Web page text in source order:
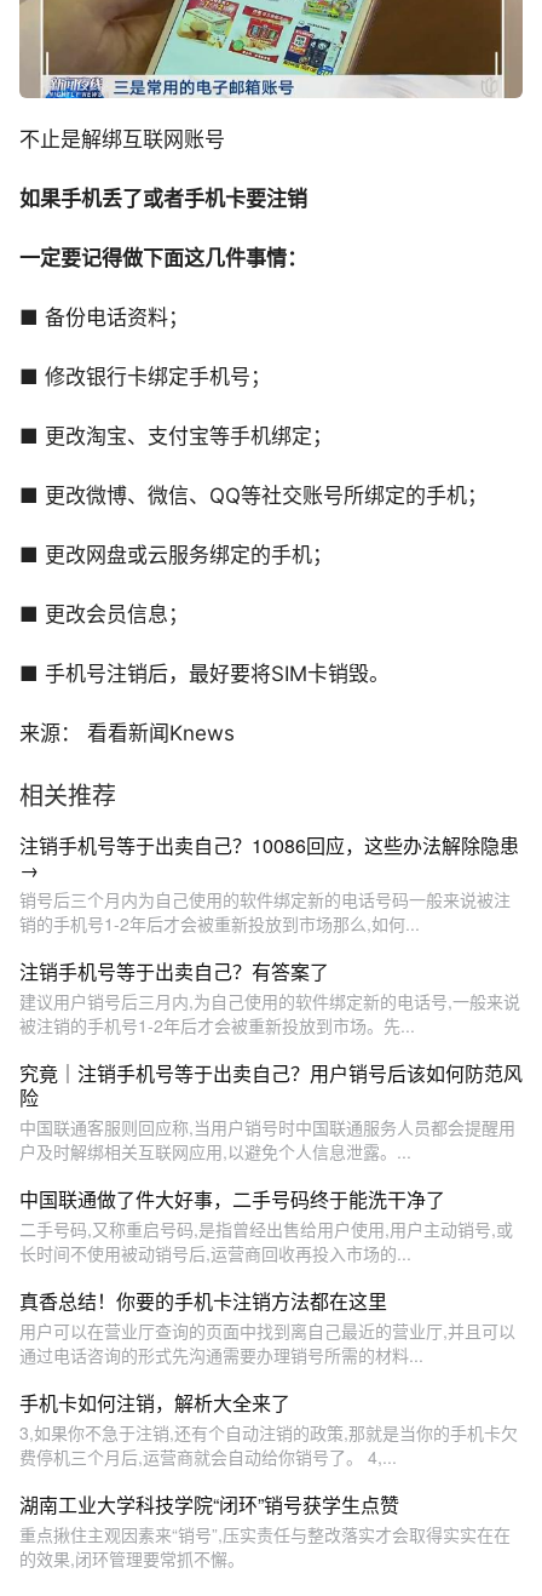
不止是解绑互联网账号
如果手机丢了或者手机卡要注销
一定要记得做下面这几件事情：
■ 备份电话资料；
■ 修改银行卡绑定手机号；
■ 更改淘宝、支付宝等手机绑定；
■ 更改微博、微信、QQ等社交账号所绑定的手机；
■ 更改网盘或云服务绑定的手机；
■ 更改会员信息；
■ 手机号注销后，最好要将SIM卡销毁。
来源： 看看新闻Knews
相关推荐
注销手机号等于出卖自己？10086回应，这些办法解除隐患
→
销号后三个月内为自己使用的软件绑定新的电话号码一般来说被注
销的手机号1-2年后才会被重新投放到市场那么,如何...
注销手机号等于出卖自己？有答案了
建议用户销号后三月内,为自己使用的软件绑定新的电话号,一般来说
被注销的手机号1-2年后才会被重新投放到市场。先...
究竟｜注销手机号等于出卖自己？用户销号后该如何防范风
险
中国联通客服则回应称,当用户销号时中国联通服务人员都会提醒用
户及时解绑相关互联网应用,以避免个人信息泄露。...
中国联通做了件大好事，二手号码终于能洗干净了
二手号码,又称重启号码,是指曾经出售给用户使用,用户主动销号,或
长时间不使用被动销号后,运营商回收再投入市场的...
真香总结！你要的手机卡注销方法都在这里
用户可以在营业厅查询的页面中找到离自己最近的营业厅,并且可以
通过电话咨询的形式先沟通需要办理销号所需的材料...
手机卡如何注销，解析大全来了
3,如果你不急于注销,还有个自动注销的政策,那就是当你的手机卡欠
费停机三个月后,运营商就会自动给你销号了。 4,...
湖南工业大学科技学院“闭环”销号获学生点赞
重点揪住主观因素来“销号”,压实责任与整改落实才会取得实实在在
的效果,闭环管理要常抓不懈。